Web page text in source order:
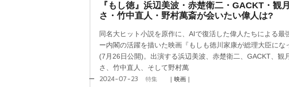
『もし徳』浜辺美波・赤楚衛二・GACKT・観
さ・竹中直人・野村萬斎が会いたい偉人は?
同名大ヒット小説を原作に、AIで復活した偉人たちによる最
ー内閣の活躍を描いた映画『もしも徳川家康が総理大臣にな
(7月26日公開)。出演する浜辺美波、赤楚衛二、GACKT、観
さ、竹中直人、そして野村萬
2024-07-23 特集 ｜映画｜